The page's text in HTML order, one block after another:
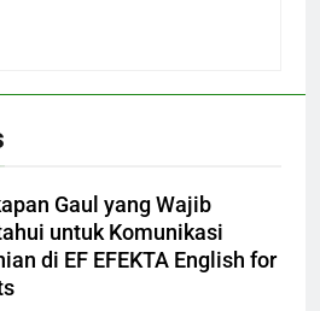
Gaul yang Wajib
untuk Komunikasi
di EF EFEKTA English for